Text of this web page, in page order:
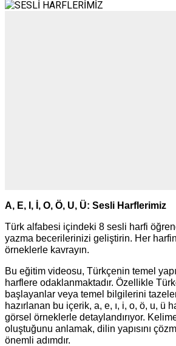
A, E, I, İ, O, Ö, U, Ü: Sesli Harflerimiz
Türk alfabesi içindeki 8 sesli harfi
yazma becerilerinizi geliştirin. Her
örneklerle kavrayın.
Bu eğitim videosu, Türkçenin temel
harflere odaklanmaktadır. Özellikle
başlayanlar veya temel bilgilerini
hazırlanan bu içerik, a, e, ı, i, o, ö, u, ü
görsel örneklerle detaylandırıyor.
oluştuğunu anlamak, dilin yapısını
önemli adımdır.